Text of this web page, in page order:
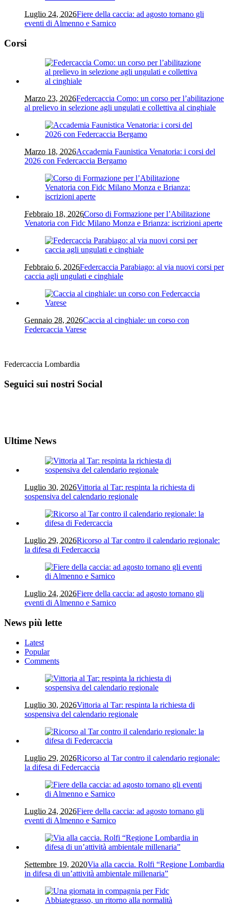
Luglio 24, 2026Fiere della caccia: ad agosto tornano gli
eventi di Almenno e Sarnico
Corsi
Marzo 23, 2026Federcaccia Como: un corso per l’abilitazione
al prelievo in selezione agli ungulati e collettiva al cinghiale
Marzo 18, 2026Accademia Faunistica Venatoria: i corsi del
2026 con Federcaccia Bergamo
Febbraio 18, 2026Corso di Formazione per l’Abilitazione
Venatoria con Fidc Milano Monza e Brianza: iscrizioni aperte
Febbraio 6, 2026Federcaccia Parabiago: al via nuovi corsi per
caccia agli ungulati e cinghiale
Gennaio 28, 2026Caccia al cinghiale: un corso con
Federcaccia Varese
Federcaccia Lombardia
Seguici sui nostri Social
Ultime News
Luglio 30, 2026Vittoria al Tar: respinta la richiesta di
sospensiva del calendario regionale
Luglio 29, 2026Ricorso al Tar contro il calendario regionale:
la difesa di Federcaccia
Luglio 24, 2026Fiere della caccia: ad agosto tornano gli
eventi di Almenno e Sarnico
News più lette
Latest
Popular
Comments
Luglio 30, 2026Vittoria al Tar: respinta la richiesta di
sospensiva del calendario regionale
Luglio 29, 2026Ricorso al Tar contro il calendario regionale:
la difesa di Federcaccia
Luglio 24, 2026Fiere della caccia: ad agosto tornano gli
eventi di Almenno e Sarnico
Settembre 19, 2020Via alla caccia. Rolfi “Regione Lombardia
in difesa di un’attività ambientale millenaria”